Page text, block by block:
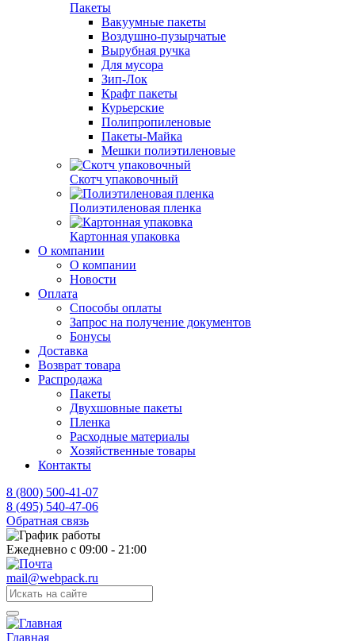
Пакеты
Вакуумные пакеты
Воздушно-пузырчатые
Вырубная ручка
Для мусора
Зип-Лок
Крафт пакеты
Курьерские
Полипропиленовые
Пакеты-Майка
Мешки полиэтиленовые
Скотч упаковочный
Полиэтиленовая пленка
Картонная упаковка
О компании
О компании
Новости
Оплата
Способы оплаты
Запрос на получение документов
Бонусы
Доставка
Возврат товара
Распродажа
Пакеты
Двухшовные пакеты
Пленка
Расходные материалы
Хозяйственные товары
Контакты
8 (800) 500-41-07
8 (495) 540-47-06
Обратная связь
Ежедневно с 09:00 - 21:00
mail@webpack.ru
Главная